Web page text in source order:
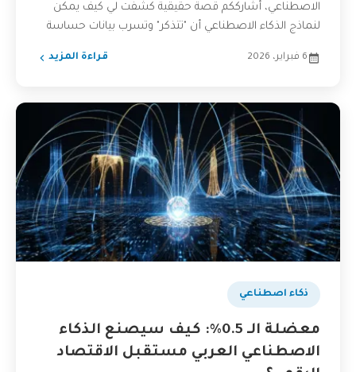
الاصطناعي، أشارككم قصة حقيقية كشفت لي كيف يمكن
لنماذج الذكاء الاصطناعي أن "تتذكر" وتسرب بيانات حساسة
6 فبراير، 2026 قراءة المزيد
ذكاء اصطناعي
معضلة الـ 0.5%: كيف سيصنع الذكاء
الاصطناعي العربي مستقبل الاقتصاد